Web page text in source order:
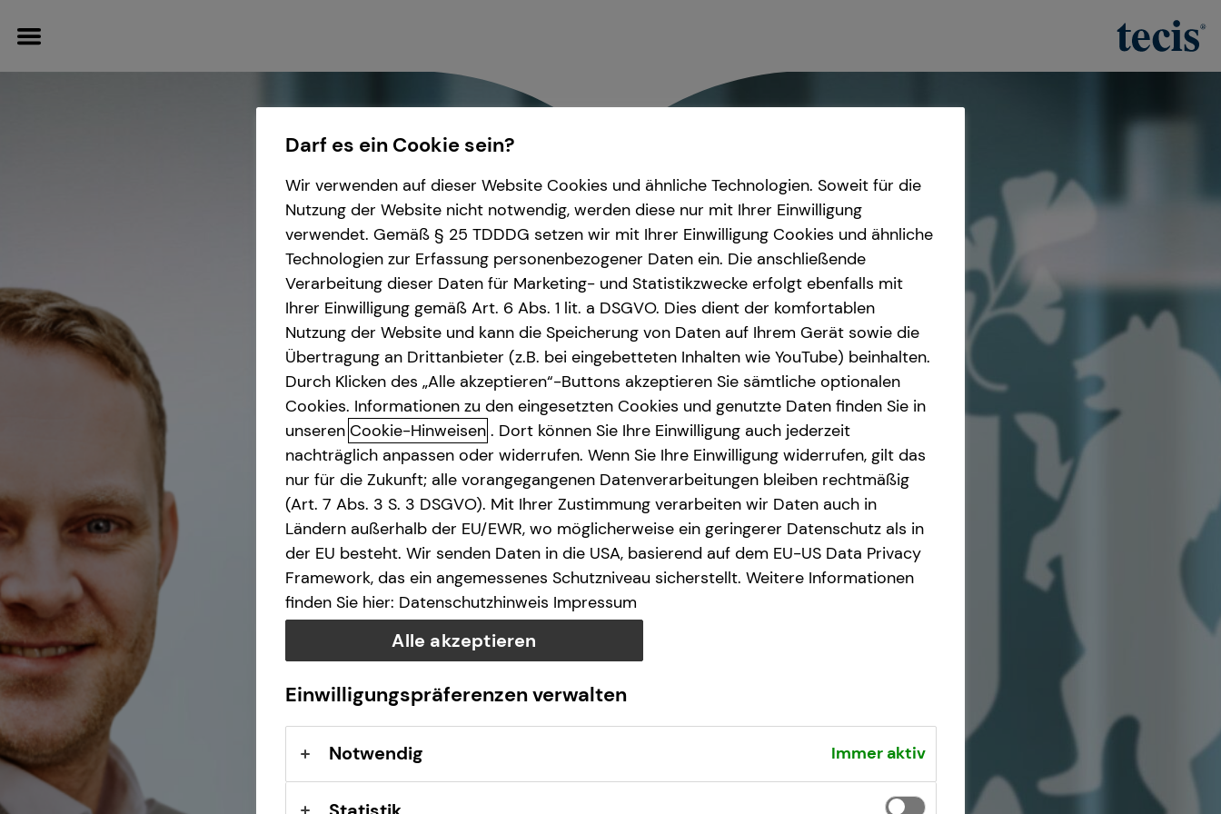
Betriebliche Altersvorsorge
Unternehmen
Anforderungen für
Unrternehmen
bAV-Bausteine für
Unternehmen
Spezialisten-Netzwerk
Investment
Altersvorsorge
Über mich
Über tecis
Schadenabwicklung
Darf es ein Cookie sein?
Wir verwenden auf dieser Website Cookies und ähnliche Technologien. Soweit für die
Nutzung der Website nicht notwendig, werden diese nur mit Ihrer Einwilligung
verwendet. Gemäß § 25 TDDDG setzen wir mit Ihrer Einwilligung Cookies und ähnliche
Technologien zur Erfassung personenbezogener Daten ein. Die anschließende
Verarbeitung dieser Daten für Marketing- und Statistikzwecke erfolgt ebenfalls mit
Ihrer Einwilligung gemäß Art. 6 Abs. 1 lit. a DSGVO. Dies dient der komfortablen
Nutzung der Website und kann die Speicherung von Daten auf Ihrem Gerät sowie die
Übertragung an Drittanbieter (z.B. bei eingebetteten Inhalten wie YouTube) beinhalten.
Durch Klicken des „Alle akzeptieren“-Buttons akzeptieren Sie sämtliche optionalen
Cookies. Informationen zu den eingesetzten Cookies und genutzte Daten finden Sie in
unseren Cookie-Hinweisen . Dort können Sie Ihre Einwilligung auch jederzeit
nachträglich anpassen oder widerrufen. Wenn Sie Ihre Einwilligung widerrufen, gilt das
nur für die Zukunft; alle vorangegangenen Datenverarbeitungen bleiben rechtmäßig
(Art. 7 Abs. 3 S. 3 DSGVO). Mit Ihrer Zustimmung verarbeiten wir Daten auch in
Ländern außerhalb der EU/EWR, wo möglicherweise ein geringerer Datenschutz als in
der EU besteht. Wir senden Daten in die USA, basierend auf dem EU-US Data Privacy
Framework, das ein angemessenes Schutzniveau sicherstellt. Weitere Informationen
finden Sie hier: Datenschutzhinweis Impressum
Alle akzeptieren
Einwilligungspräferenzen verwalten
Notwendig Immer aktiv